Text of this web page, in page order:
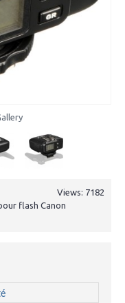
Views: 7182
flash Canon